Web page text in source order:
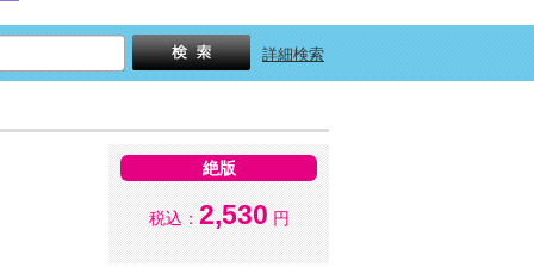
詳細検索
絶版
税込： 2,530 円